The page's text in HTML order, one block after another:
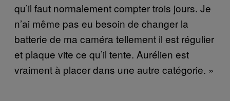
qu’il faut normalement compter trois jours. Je
n’ai même pas eu besoin de changer la
batterie de ma caméra tellement il est régulier
et plaque vite ce qu’il tente. Aurélien est
vraiment à placer dans une autre catégorie. »